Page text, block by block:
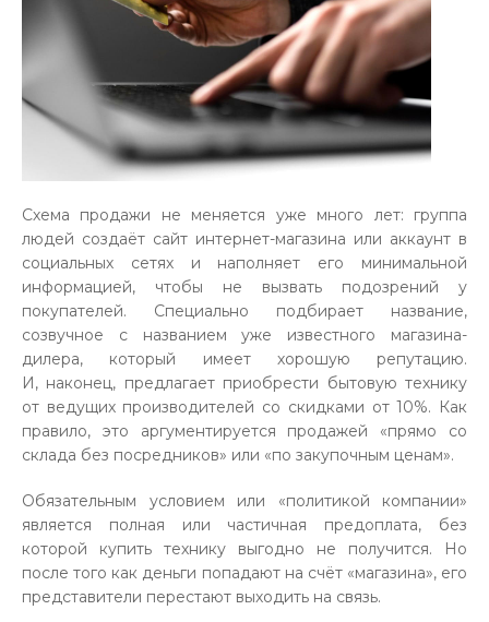
Схема продажи не меняется уже много лет: группа
людей создаёт сайт интернет-магазина или аккаунт в
социальных сетях и наполняет его минимальной
информацией, чтобы не вызвать подозрений у
покупателей. Специально подбирает название,
созвучное с названием уже известного магазина-
дилера, который имеет хорошую репутацию.
И, наконец, предлагает приобрести бытовую технику
от ведущих производителей со скидками от 10%. Как
правило, это аргументируется продажей «прямо со
склада без посредников» или «по закупочным ценам».
Обязательным условием или «политикой компании»
является полная или частичная предоплата, без
которой купить технику выгодно не получится. Но
после того как деньги попадают на счёт «магазина», его
представители перестают выходить на связь.